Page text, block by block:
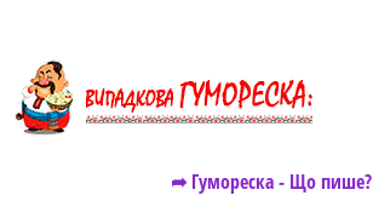
➦ Гумореска - Що пише?